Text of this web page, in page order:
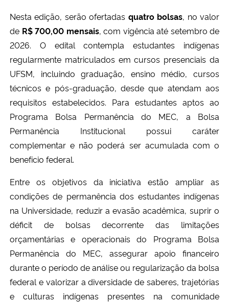
Nesta edição, serão ofertadas quatro bolsas, no valor
de R$ 700,00 mensais, com vigência até setembro de
2026. O edital contempla estudantes indígenas
regularmente matriculados em cursos presenciais da
UFSM, incluindo graduação, ensino médio, cursos
técnicos e pós-graduação, desde que atendam aos
requisitos estabelecidos. Para estudantes aptos ao
Programa Bolsa Permanência do MEC, a Bolsa
Permanência Institucional possui caráter
complementar e não poderá ser acumulada com o
benefício federal.
Entre os objetivos da iniciativa estão ampliar as
condições de permanência dos estudantes indígenas
na Universidade, reduzir a evasão acadêmica, suprir o
déficit de bolsas decorrente das limitações
orçamentárias e operacionais do Programa Bolsa
Permanência do MEC, assegurar apoio financeiro
durante o período de análise ou regularização da bolsa
federal e valorizar a diversidade de saberes, trajetórias
e culturas indígenas presentes na comunidade